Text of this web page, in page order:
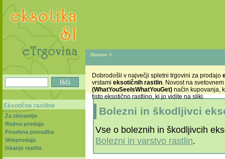
Domov >
Dobrodošli v največji spletni trgovini za prodajo
vrstami eksotičnih rastlin. Novost na
(WhatYouSeeIsWhatYouGet) način kupovanja,
tisto eksotično rastlino, ki jo vidite na sliki.
Bolezni in škodljivci
Vse o boleznih in škodljivcih
Bolezni in varstvo rastlin.
Eksotične rastline
Za zbiratelje
Redna prodaja
Posebna ponudba
Veleprodaja
Iskanje rastlin